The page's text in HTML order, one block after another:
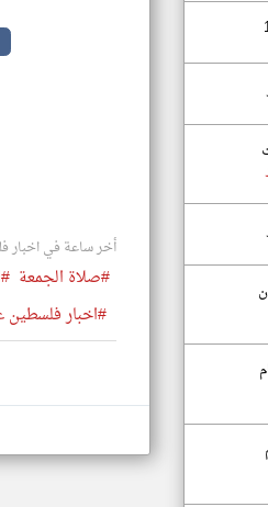
أخر ساعة في اخبار
#صلاة الجمعة
#اخبار فلسطين
14